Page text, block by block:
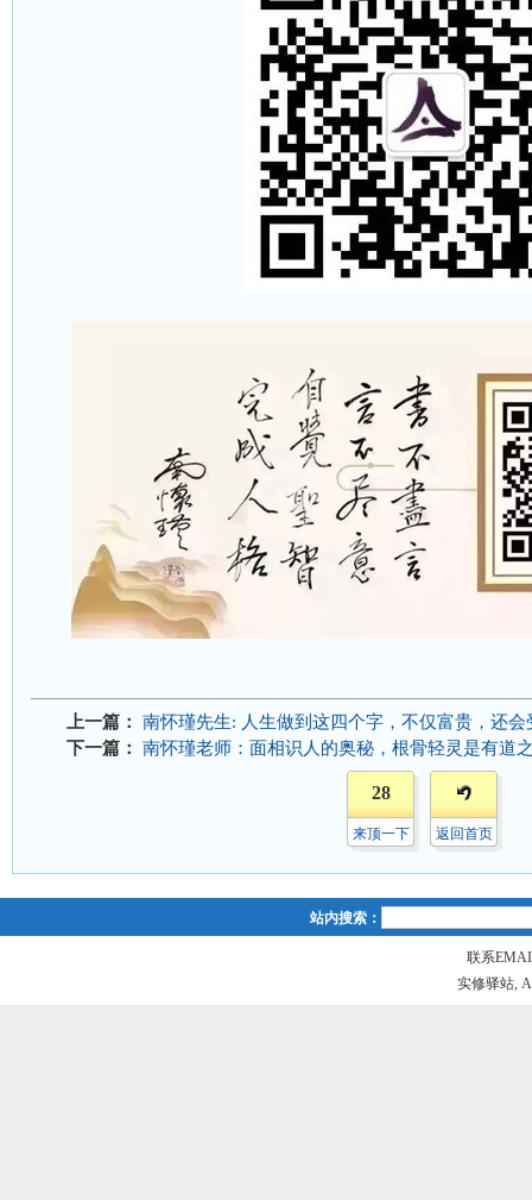
上一篇：
南怀瑾先生: 人生做到这四个字，不仅富贵，还会
下一篇：
南怀瑾老师：面相识人的奥秘，根骨轻灵是有道
28
来顶一下 返回首页
站内搜索：
联系
实修驿站,